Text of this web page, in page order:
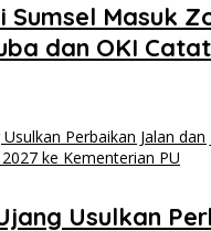
Sumsel Masuk
dan OKI
Usulkan